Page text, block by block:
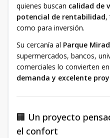
quienes buscan calidad de
potencial de rentabilidad,
como para inversión.
Su cercanía al Parque
supermercados, bancos,
comerciales lo convierten
demanda y excelente
🏢 Un proyecto
el confort